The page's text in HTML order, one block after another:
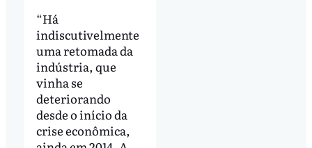
“Há
indiscutivelmente
uma retomada da
indústria, que
vinha se
deteriorando
desde o início da
crise econômica,